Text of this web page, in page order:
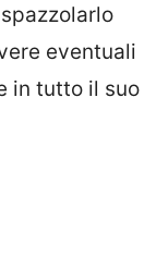
eventuali
in tutto il suo